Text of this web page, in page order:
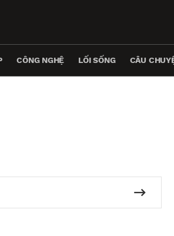
CÔNG NGHỆ LỐI SỐNG CÂU